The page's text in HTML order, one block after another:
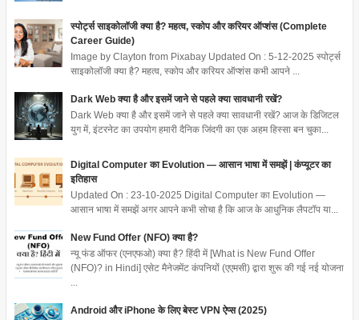
स्पोर्ट्स साइकोलॉजी क्या है? महत्व, स्कोप और करियर ऑप्शंस (Complete
Career Guide)
Image by Clayton from Pixabay Updated On : 5-12-2025 स्पोर्ट्स
साइकोलॉजी क्या है? महत्व, स्कोप और करियर ऑप्शंस कभी आपने ...
Dark Web क्या है और इसमें जाने से पहले क्या सावधानी रखें?
Dark Web क्या है और इसमें जाने से पहले क्या सावधानी रखें? आज के डिजिटल
युग में, इंटरनेट का उपयोग हमारी दैनिक जिंदगी का एक अहम हिस्सा बन चुका...
Digital Computer का Evolution — आसान भाषा में समझें | कंप्यूटर का
इतिहास
Updated On : 23-10-2025 Digital Computer का Evolution —
आसान भाषा में समझें अगर आपने कभी सोचा है कि आज के आधुनिक लैपटॉप या...
New Fund Offer (NFO) क्या है?
न्यू फंड ऑफर (एनएफओ) क्या है? हिंदी में [What is New Fund Offer
(NFO)? in Hindi] एसेट मैनेजमेंट कंपनियों (एएमसी) द्वारा शुरू की गई नई योजना
...
Android और iPhone के लिए बेस्ट VPN ऐप्स (2025)